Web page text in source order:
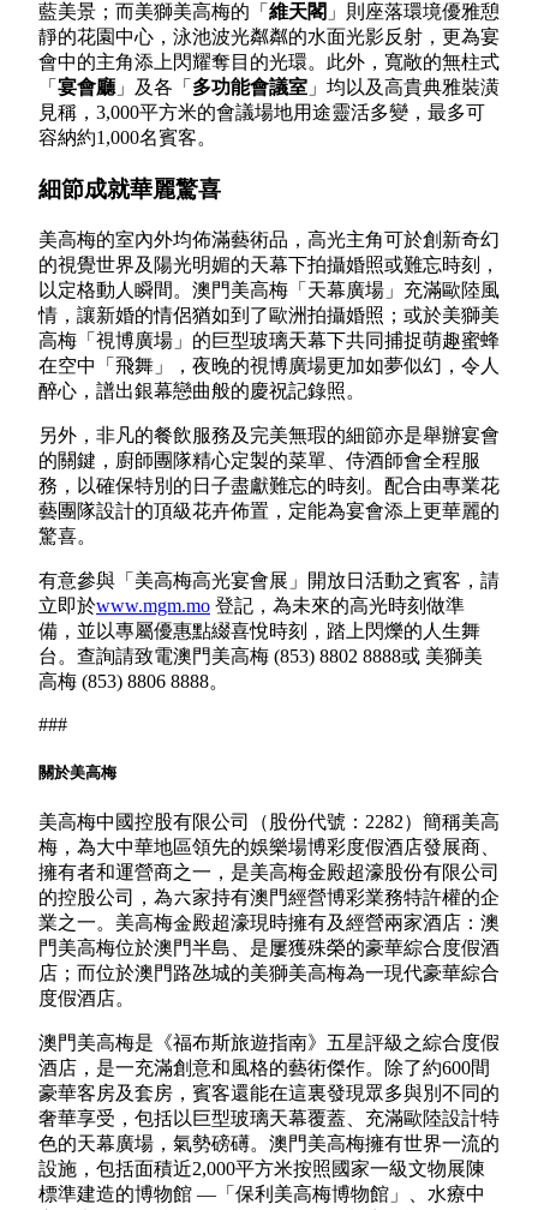
藍美景；而美獅美高梅的「 維天閣 」則座落環境優雅憩
靜的花園中心，泳池波光粼粼的水面光影反射，更為宴
會中的主角添上閃耀奪目的光環。此外，寬敞的無柱式
「 宴會廳 」及各「 多功能會議室 」均以及高貴典雅裝潢
見稱，3,000平方米的會議場地用途靈活多變，最多可
容納約1,000名賓客。
細節成就華麗驚喜
美高梅的室內外均佈滿藝術品，高光主角可於創新奇幻
的視覺世界及陽光明媚的天幕下拍攝婚照或難忘時刻，
以定格動人瞬間。澳門美高梅「天幕廣場」充滿歐陸風
情，讓新婚的情侶猶如到了歐洲拍攝婚照；或於美獅美
高梅「視博廣場」的巨型玻璃天幕下共同捕捉萌趣蜜蜂
在空中「飛舞」，夜晚的視博廣場更加如夢似幻，令人
醉心，譜出銀幕戀曲般的慶祝記錄照。
另外，非凡的餐飲服務及完美無瑕的細節亦是舉辦宴會
的關鍵，廚師團隊精心定製的菜單、侍酒師會全程服
務，以確保特別的日子盡獻難忘的時刻。配合由專業花
藝團隊設計的頂級花卉佈置，定能為宴會添上更華麗的
驚喜。
有意參與「美高梅高光宴會展」開放日活動之賓客，請
立即於www.mgm.mo 登記，為未來的高光時刻做準
備，並以專屬優惠點綴喜悅時刻，踏上閃爍的人生舞
台。查詢請致電澳門美高梅 (853) 8802 8888或 美獅美
高梅 (853) 8806 8888。
###
關於美高梅
美高梅中國控股有限公司（股份代號：2282）簡稱美高
梅，為大中華地區領先的娛樂場博彩度假酒店發展商、
擁有者和運營商之一，是美高梅金殿超濠股份有限公司
的控股公司，為六家持有澳門經營博彩業務特許權的企
業之一。美高梅金殿超濠現時擁有及經營兩家酒店：澳
門美高梅位於澳門半島、是屢獲殊榮的豪華綜合度假酒
店；而位於澳門路氹城的美獅美高梅為一現代豪華綜合
度假酒店。
澳門美高梅是《福布斯旅遊指南》五星評級之綜合度假
酒店，是一充滿創意和風格的藝術傑作。除了約600間
豪華客房及套房，賓客還能在這裏發現眾多與別不同的
奢華享受，包括以巨型玻璃天幕覆蓋、充滿歐陸設計特
色的天幕廣場，氣勢磅礡。澳門美高梅擁有世界一流的
設施，包括面積近2,000平方米按照國家一級文物展陳
標準建造的博物館 —「保利美高梅博物館」、水療中